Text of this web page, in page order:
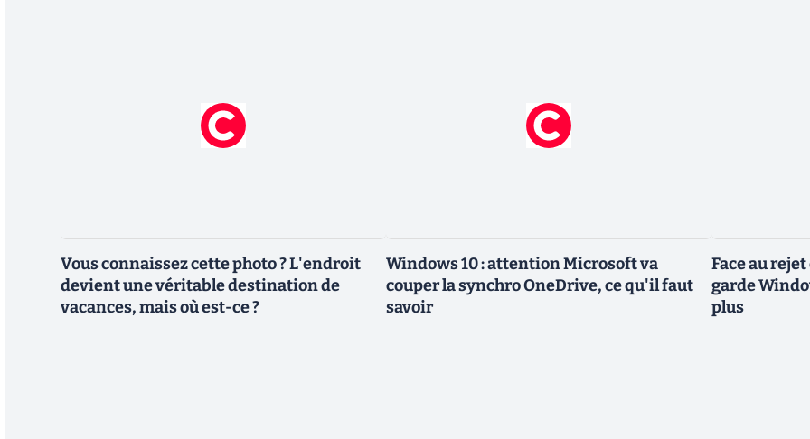
Vous connaissez cette photo ? L'endroit
devient une véritable destination de
vacances, mais où est-ce ?
Windows 10 : attention Microsoft va
couper la synchro OneDrive, ce qu'il faut
savoir
Face au
garde
plus